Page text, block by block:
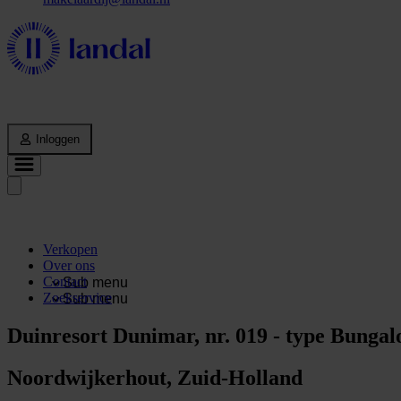
Inloggen
Verkopen
Over ons
Sub menu
Contact
Sub menu
Zoekservice
Duinresort Dunimar, nr. 019 - type
Noordwijkerhout, Zuid-Holland